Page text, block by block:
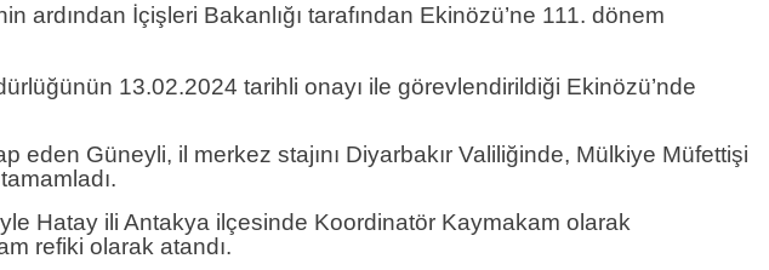
ardından İçişleri Bakanlığı tarafından Ekinözü’ne 111. dönem
13.02.2024 tarihli onayı ile görevlendirildiği Ekinözü’nde
eden Güneyli, il merkez stajını Diyarbakır Valiliğinde, Mülkiye Müfettişi
Hatay ili Antakya ilçesinde Koordinatör Kaymakam olarak
refiki olarak atandı.